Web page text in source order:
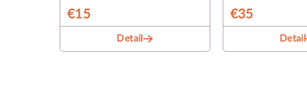
€15
Detail
€35
Detail